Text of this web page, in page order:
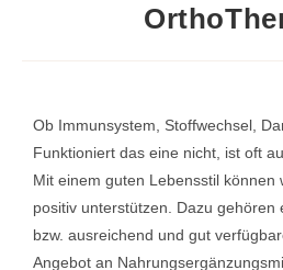
Ob Immunsystem, Stoffwechsel,
Funktioniert das eine nicht, ist oft
Mit einem guten Lebensstil können
positiv unterstützen. Dazu gehören
bzw. ausreichend und gut
Angebot an